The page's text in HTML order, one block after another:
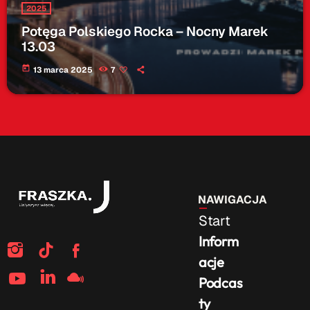
2025
Potęga Polskiego Rocka – Nocny Marek
13.03
today 13 marca 2025 7
Start
Inform
acje
Podcas
ty
NAWIGACJA